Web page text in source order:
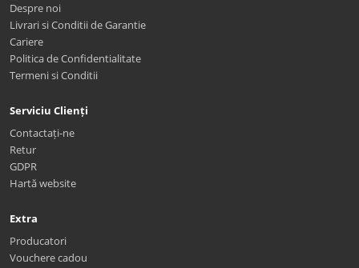
Despre noi
Livrari si Conditii de Garantie
Cariere
Politica de Confidentialitate
Termeni si Conditii
Serviciu Clienți
Contactați-ne
Retur
GDPR
Hartă website
Extra
Producatori
Vouchere cadou